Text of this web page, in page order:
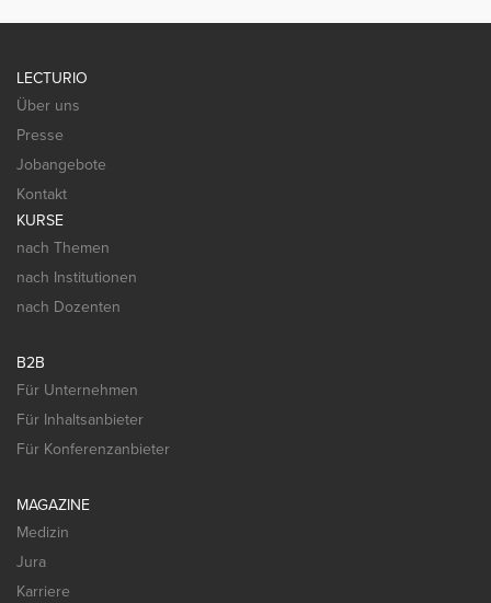
LECTURIO
Über uns
Presse
Jobangebote
Kontakt
KURSE
nach Themen
nach Institutionen
nach Dozenten
B2B
Für Unternehmen
Für Inhaltsanbieter
Für Konferenzanbieter
MAGAZINE
Medizin
Jura
Karriere